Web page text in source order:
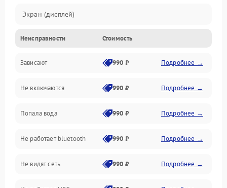
Экран (дисплей)
Электропитание
Датчики
Связь
Дисплей
Разговор (микрофон, динамик)
Неисправности Стоимость
Зависают 990 ₽ Подробнее →
Не включаются 990 ₽ Подробнее →
Попала вода 990 ₽ Подробнее →
Не работает bluetooth 990 ₽ Подробнее →
Не видят сеть 990 ₽ Подробнее →